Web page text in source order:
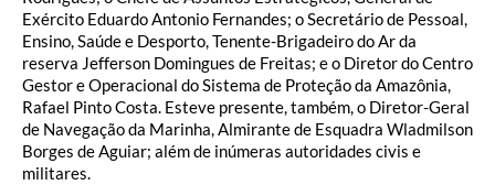
Exército Eduardo Antonio Fernandes; o Secretário de Pessoal,
Ensino, Saúde e Desporto, Tenente-Brigadeiro do Ar da
reserva Jefferson Domingues de Freitas; e o Diretor do Centro
Gestor e Operacional do Sistema de Proteção da Amazônia,
Rafael Pinto Costa. Esteve presente, também, o Diretor-Geral
de Navegação da Marinha, Almirante de Esquadra Wladmilson
Borges de Aguiar; além de inúmeras autoridades civis e
militares.